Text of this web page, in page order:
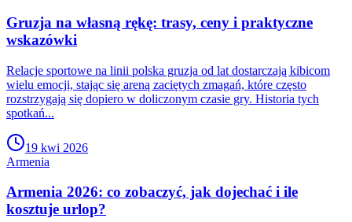
Gruzja na własną rękę: trasy, ceny i praktyczne
wskazówki
Relacje sportowe na linii polska gruzja od lat dostarczają kibicom
wielu emocji, stając się areną zaciętych zmagań, które często
rozstrzygają się dopiero w doliczonym czasie gry. Historia tych
spotkań...
19 kwi 2026
Armenia
Armenia 2026: co zobaczyć, jak dojechać i ile
kosztuje urlop?